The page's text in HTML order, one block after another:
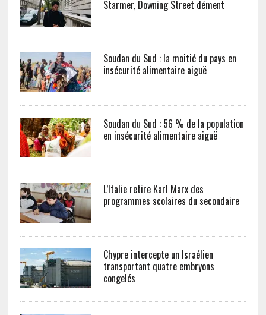
Starmer, Downing Street dément
Soudan du Sud : la moitié du pays en
insécurité alimentaire aiguë
Soudan du Sud : 56 % de la population
en insécurité alimentaire aiguë
L’Italie retire Karl Marx des
programmes scolaires du secondaire
Chypre intercepte un Israélien
transportant quatre embryons
congelés